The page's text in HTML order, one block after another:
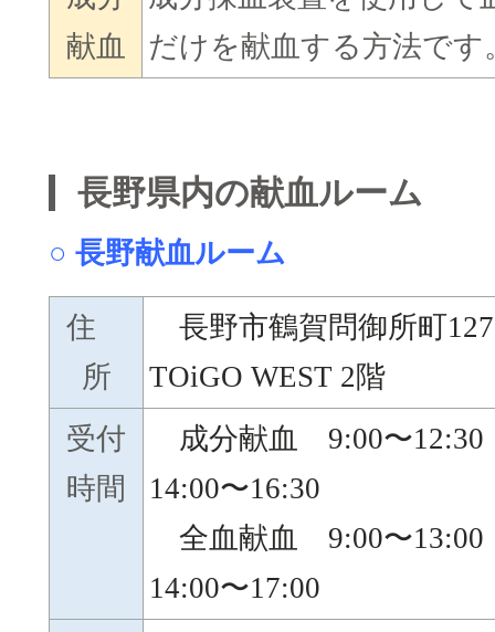
献血
だけを献血する方法です
長野県内の献血ルーム
○ 長野献血ルーム
住
所
長野市鶴賀問御所町
TOiGO WEST 2階
受付
時間
成分献血 9:00〜
14:00〜16:30
全血献血 9:00〜
14:00〜17:00